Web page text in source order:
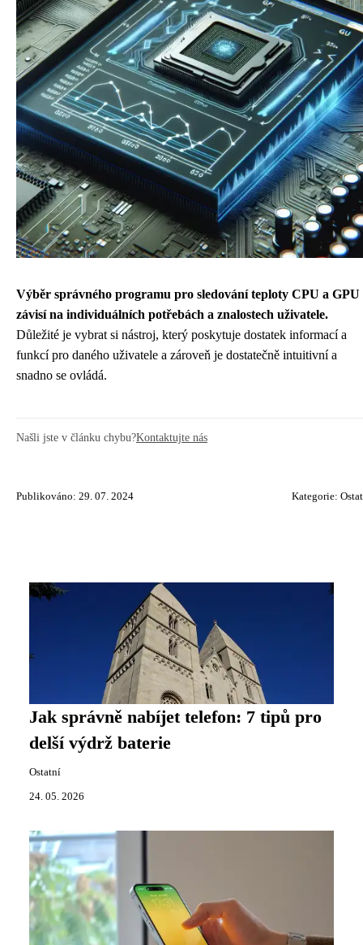
Výběr správného programu pro sledování teploty CPU a GPU
závisí na individuálních potřebách a znalostech uživatele.
Důležité je vybrat si nástroj, který poskytuje dostatek informací a
funkcí pro daného uživatele a zároveň je dostatečně intuitivní a
snadno se ovládá.
Našli jste v článku chybu?Kontaktujte nás
Publikováno: 29. 07. 2024 Kategorie:
Jak správně nabíjet telefon: 7 tipů pro
delší výdrž baterie
Ostatní
24. 05. 2026